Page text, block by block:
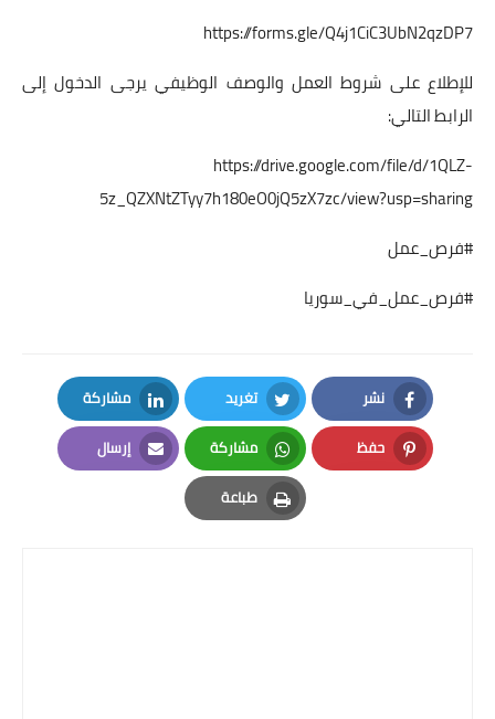
https://forms.gle/Q4j1CiC3UbN2qzDP7
للإطلاع على شروط العمل والوصف الوظيفي يرجى الدخول إلى
الرابط التالي:
https://drive.google.com/file/d/1QLZ-
5z_QZXNtZTyy7h180eO0jQ5zX7zc/view?usp=sharing
#فرص_عمل
#فرص_عمل_في_سوريا
نشر
Facebook
تغريد
Twitter
مشاركة
LinkedIn
حفظ
Pinterest
مشاركة
Whatsapp
إرسال
Email
طباعة
Print